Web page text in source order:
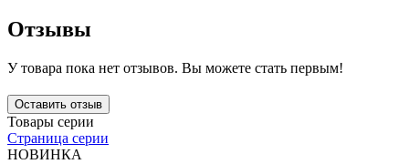
Отзывы
У товара пока нет отзывов. Вы можете стать первым!
Оставить отзыв
Товары серии
Страница серии
НОВИНКА